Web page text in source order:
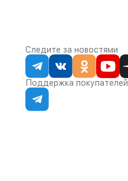
Следите за новостями
Поддержка покупателей